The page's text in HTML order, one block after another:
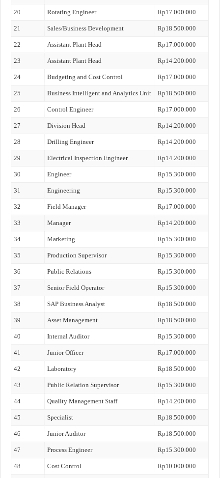
20 Rotating Engineer Rp17.000.000
21 Sales/Business Development Rp18.500.000
22 Assistant Plant Head Rp17.000.000
23 Assistant Plant Head Rp14.200.000
24 Budgeting and Cost Control Rp17.000.000
25 Business Intelligent and Analytics Unit Rp18.500.000
26 Control Engineer Rp17.000.000
27 Division Head Rp14.200.000
28 Drilling Engineer Rp14.200.000
29 Electrical Inspection Engineer Rp14.200.000
30 Engineer Rp15.300.000
31 Engineering Rp15.300.000
32 Field Manager Rp17.000.000
33 Manager Rp14.200.000
34 Marketing Rp15.300.000
35 Production Supervisor Rp15.300.000
36 Public Relations Rp15.300.000
37 Senior Field Operator Rp15.300.000
38 SAP Business Analyst Rp18.500.000
39 Asset Management Rp18.500.000
40 Internal Auditor Rp15.300.000
41 Junior Officer Rp17.000.000
42 Laboratory Rp18.500.000
43 Public Relation Supervisor Rp15.300.000
44 Quality Management Staff Rp14.200.000
45 Specialist Rp18.500.000
46 Junior Auditor Rp18.500.000
47 Process Engineer Rp15.300.000
48 Cost Control Rp10.000.000